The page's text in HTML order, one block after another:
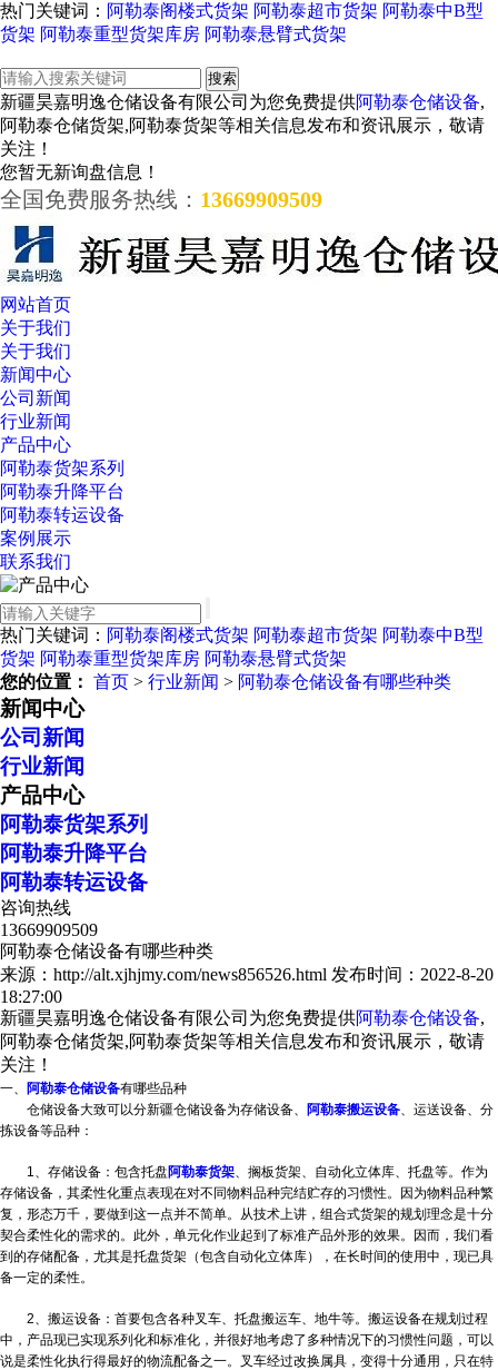
热门关键词： 阿勒泰阁楼式货架 阿勒泰超市货架 阿勒泰中B型
货架 阿勒泰重型货架库房 阿勒泰悬臂式货架
新疆昊嘉明逸仓储设备有限公司为您免费提供阿勒泰仓储设备,
阿勒泰仓储货架,阿勒泰货架等相关信息发布和资讯展示，敬请
关注！
您暂无新询盘信息！
全国免费服务热线： 13669909509
网站首页
关于我们
关于我们
新闻中心
公司新闻
行业新闻
产品中心
阿勒泰货架系列
阿勒泰升降平台
阿勒泰转运设备
案例展示
联系我们
热门关键词： 阿勒泰阁楼式货架 阿勒泰超市货架 阿勒泰中B型
货架 阿勒泰重型货架库房 阿勒泰悬臂式货架
您的位置： 首页 > 行业新闻 > 阿勒泰仓储设备有哪些种类
新闻中心
公司新闻
行业新闻
产品中心
阿勒泰货架系列
阿勒泰升降平台
阿勒泰转运设备
咨询热线
13669909509
阿勒泰仓储设备有哪些种类
来源：http://alt.xjhjmy.com/news856526.html 发布时间：2022-8-20
18:27:00
新疆昊嘉明逸仓储设备有限公司为您免费提供阿勒泰仓储设备,
阿勒泰仓储货架,阿勒泰货架等相关信息发布和资讯展示，敬请
关注！
一、 阿勒泰仓储设备有哪些品种
仓储设备大致可以分新疆仓储设备为存储设备、 阿勒泰搬运设备、运送设备、分
拣设备等品种：
1、存储设备：包含托盘 阿勒泰货架、搁板货架、自动化立体库、托盘等。作为
存储设备，其柔性化重点表现在对不同物料品种完结贮存的习惯性。因为物料品种繁
复，形态万千，要做到这一点并不简单。从技术上讲，组合式货架的规划理念是十分
契合柔性化的需求的。此外，单元化作业起到了标准产品外形的效果。因而，我们看
到的存储配备，尤其是托盘货架（包含自动化立体库），在长时间的使用中，现已具
备一定的柔性。
2、搬运设备：首要包含各种叉车、托盘搬运车、地牛等。搬运设备在规划过程
中，产品现已实现系列化和标准化，并很好地考虑了多种情况下的习惯性问题，可以
说是柔性化执行得最好的物流配备之一。叉车经过改换属具，变得十分通用，只在特